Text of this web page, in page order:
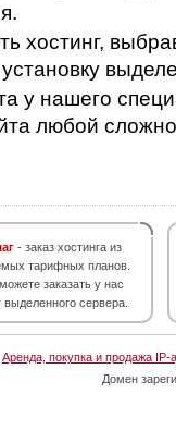
хостинг,
у нашего
любой
- заказ хостинга из
тарифных планов.
заказать у нас
выделенного сервера.
Аренда, покупка и продажа IP-
Домен